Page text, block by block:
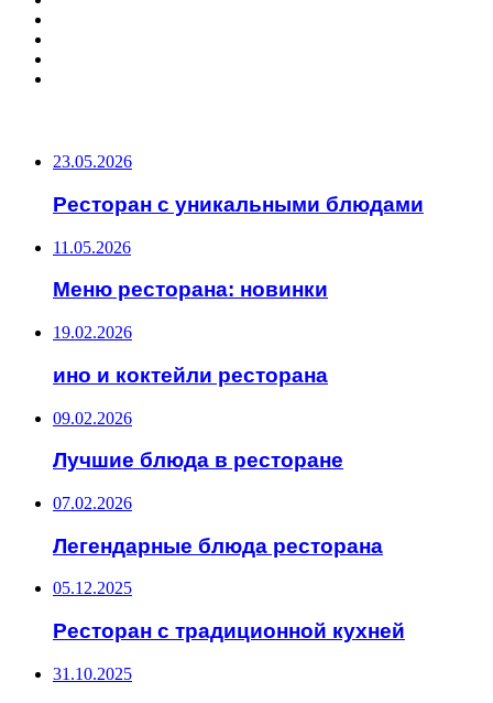
23.05.2026
Ресторан с уникальными блюдами
11.05.2026
Меню ресторана: новинки
19.02.2026
ино и коктейли ресторана
09.02.2026
Лучшие блюда в ресторане
07.02.2026
Легендарные блюда ресторана
05.12.2025
Ресторан с традиционной кухней
31.10.2025